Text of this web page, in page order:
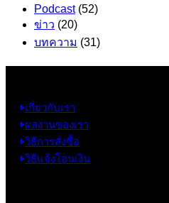
Podcast(52)
ข่าว (20)
บทความ (31)
เกี่ยวกับเรา
ผลงานของเรา
วิธีการสั่งซื้อ
วิธีแจ้งโอนเงิน